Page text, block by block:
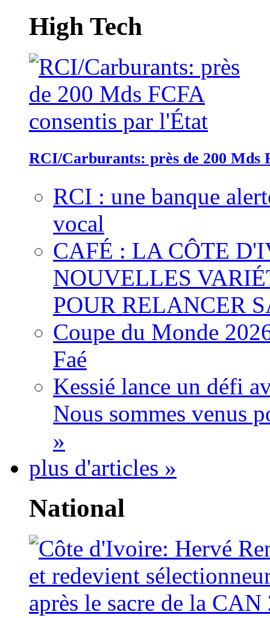
High Tech
RCI/Carburants: près de 200 Mds
RCI : une banque
vocal
CAFÉ : LA CÔTE
NOUVELLES
POUR RELANCER
Coupe du Monde
Faé
Kessié lance un défi
Nous sommes venus
»
plus d'articles »
National